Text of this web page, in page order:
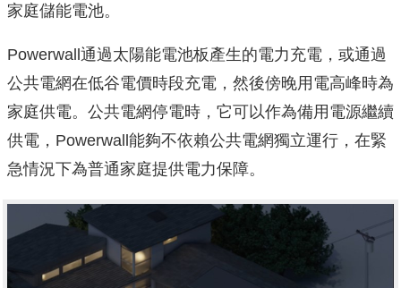
家庭儲能電池。
Powerwall通過太陽能電池板產生的電力充電，或通過
公共電網在低谷電價時段充電，然後傍晚用電高峰時為
家庭供電。公共電網停電時，它可以作為備用電源繼續
供電，Powerwall能夠不依賴公共電網獨立運行，在緊
急情況下為普通家庭提供電力保障。